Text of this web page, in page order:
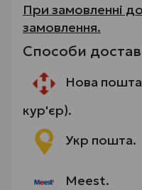
При замовленні
замовлення.
Способи
Нова
кур'єр).
Укр пошта.
Meest.